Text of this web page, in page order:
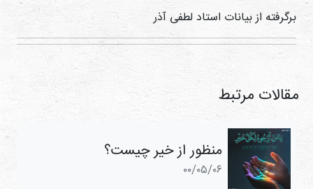
برگرفته از بیانات استاد لطفی آذر
مقالات مرتبط
منظور از خیر چیست؟
۰۰/۰۵/۰۶